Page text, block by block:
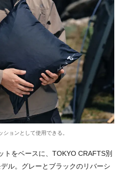
ションとして使用できる。
トをベースに、TOKYO CRAFTS別
ル。グレーとブラックのリバーシ